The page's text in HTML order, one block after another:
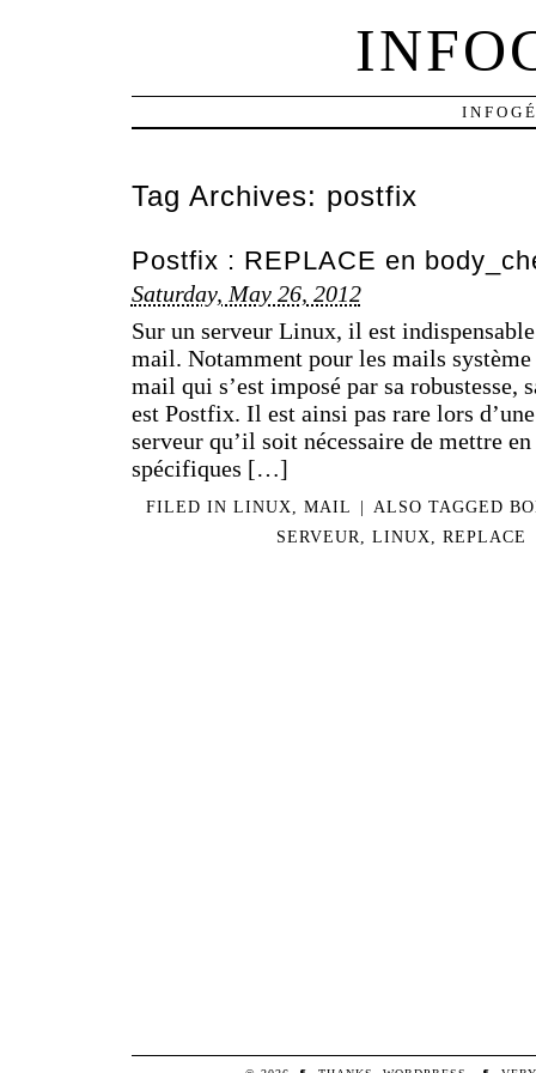
Tag Archives: postfix
Postfix : REPLACE en
Saturday, May 26, 2012
Sur un serveur Linux, il est
mail. Notamment pour les mails
mail qui s’est imposé par sa robustesse,
est Postfix. Il est ainsi pas rare lors
serveur qu’il soit nécessaire de mettre
spécifiques […]
FILED IN LINUX MAIL | ALSO TAGGED
SERVEUR
LINUX REPLACE